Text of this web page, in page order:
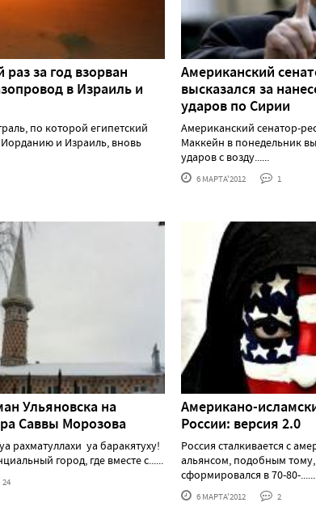
раз за год взорван
в Израиль и
по которой египетский
Иорданию и Израиль, вновь
Американский
высказался за
ударов по Сирии
Американский сенатор-
Маккейн в понедельник
ударов с возду......
6 МАРТА'2012 1
Ульяновска на
Саввы Морозова
рахматуллахи уа баракятуху!
город, где вместе с......
24
Американо-
России: версия 2.0
Россия сталкивается с
альянсом, подобным
сформировался в 70-80-......
6 МАРТА'2012 2